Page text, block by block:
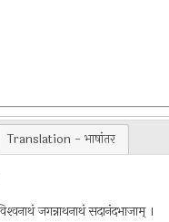
Translation - भाषांतर
जगन्नाथनाथं सदानंदभाजाम् ।